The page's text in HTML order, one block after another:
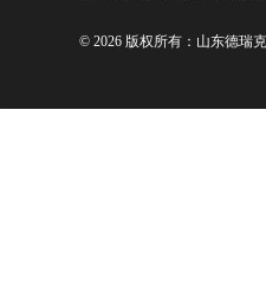
© 2026 版权所有：山东德瑞